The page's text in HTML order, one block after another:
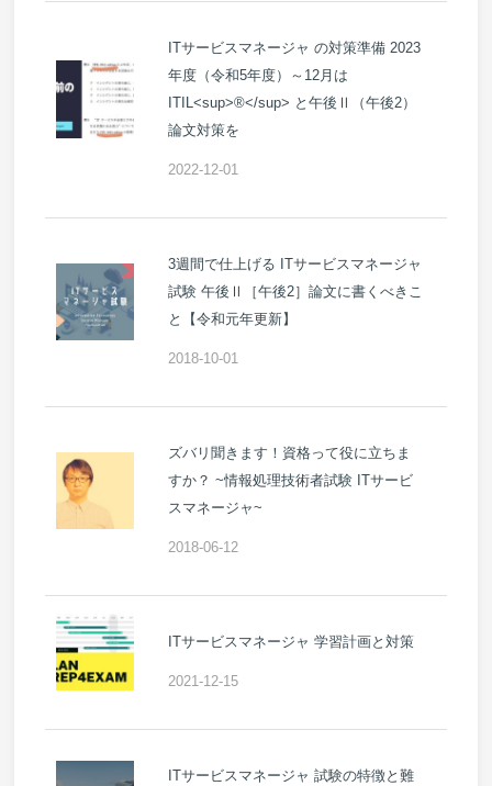
ITサービスマネージャ の対策準備 2023
年度（令和5年度）～12月は
ITIL<sup>®</sup> と午後Ⅱ（午後2）
論文対策を
2022-12-01
3週間で仕上げる ITサービスマネージャ
試験 午後Ⅱ［午後2］論文に書くべきこ
と【令和元年更新】
2018-10-01
ズバリ聞きます！資格って役に立ちま
すか？ ~情報処理技術者試験 ITサービ
スマネージャ~
2018-06-12
ITサービスマネージャ 学習計画と対策
2021-12-15
ITサービスマネージャ 試験の特徴と難